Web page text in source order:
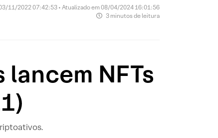
11/2022 07:42:53 • Atualizado em 08/04/2024 16:01:56
3 minutos de leitura
NFTs